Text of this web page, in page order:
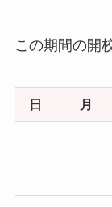
この期間の開
日 月